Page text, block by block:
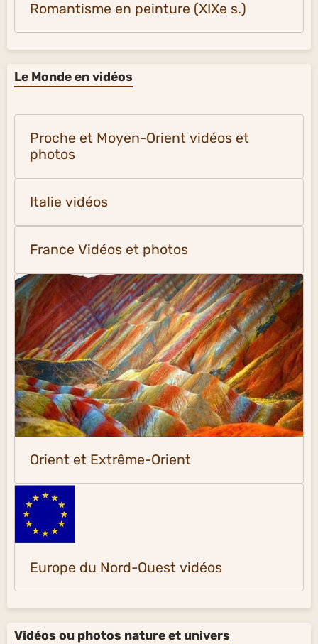
Romantisme en peinture (XIXe s.)
Le Monde en vidéos
Proche et Moyen-Orient vidéos et
photos
Italie vidéos
France Vidéos et photos
Orient et Extrême-Orient
Europe du Nord-Ouest vidéos
Vidéos ou photos nature et univers